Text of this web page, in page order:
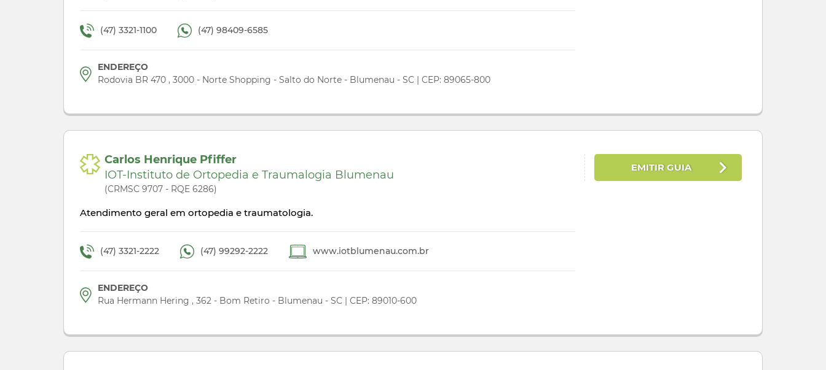
(47) 3321-1100 (47) 98409-6585
ENDEREÇO
Rodovia BR 470 , 3000 - Norte Shopping - Salto do Norte - Blumenau - SC | CEP: 89065-800
Carlos Henrique Pfiffer
IOT-Instituto de Ortopedia e Traumalogia Blumenau
(CRMSC 9707 - RQE 6286)
Atendimento geral em ortopedia e traumatologia.
(47) 3321-2222 (47) 99292-2222 www.iotblumenau.com.br
ENDEREÇO
Rua Hermann Hering , 362 - Bom Retiro - Blumenau - SC | CEP: 89010-600
EMITIR GUIA